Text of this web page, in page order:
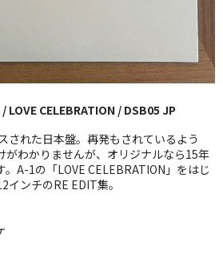
LOVE CELEBRATION / DSB05 JP
された日本盤。再発もされているよう
がわかりませんが、オリジナルなら15年
。A-1の「LOVE CELEBRATION」をはじ
ンチのRE EDIT集。